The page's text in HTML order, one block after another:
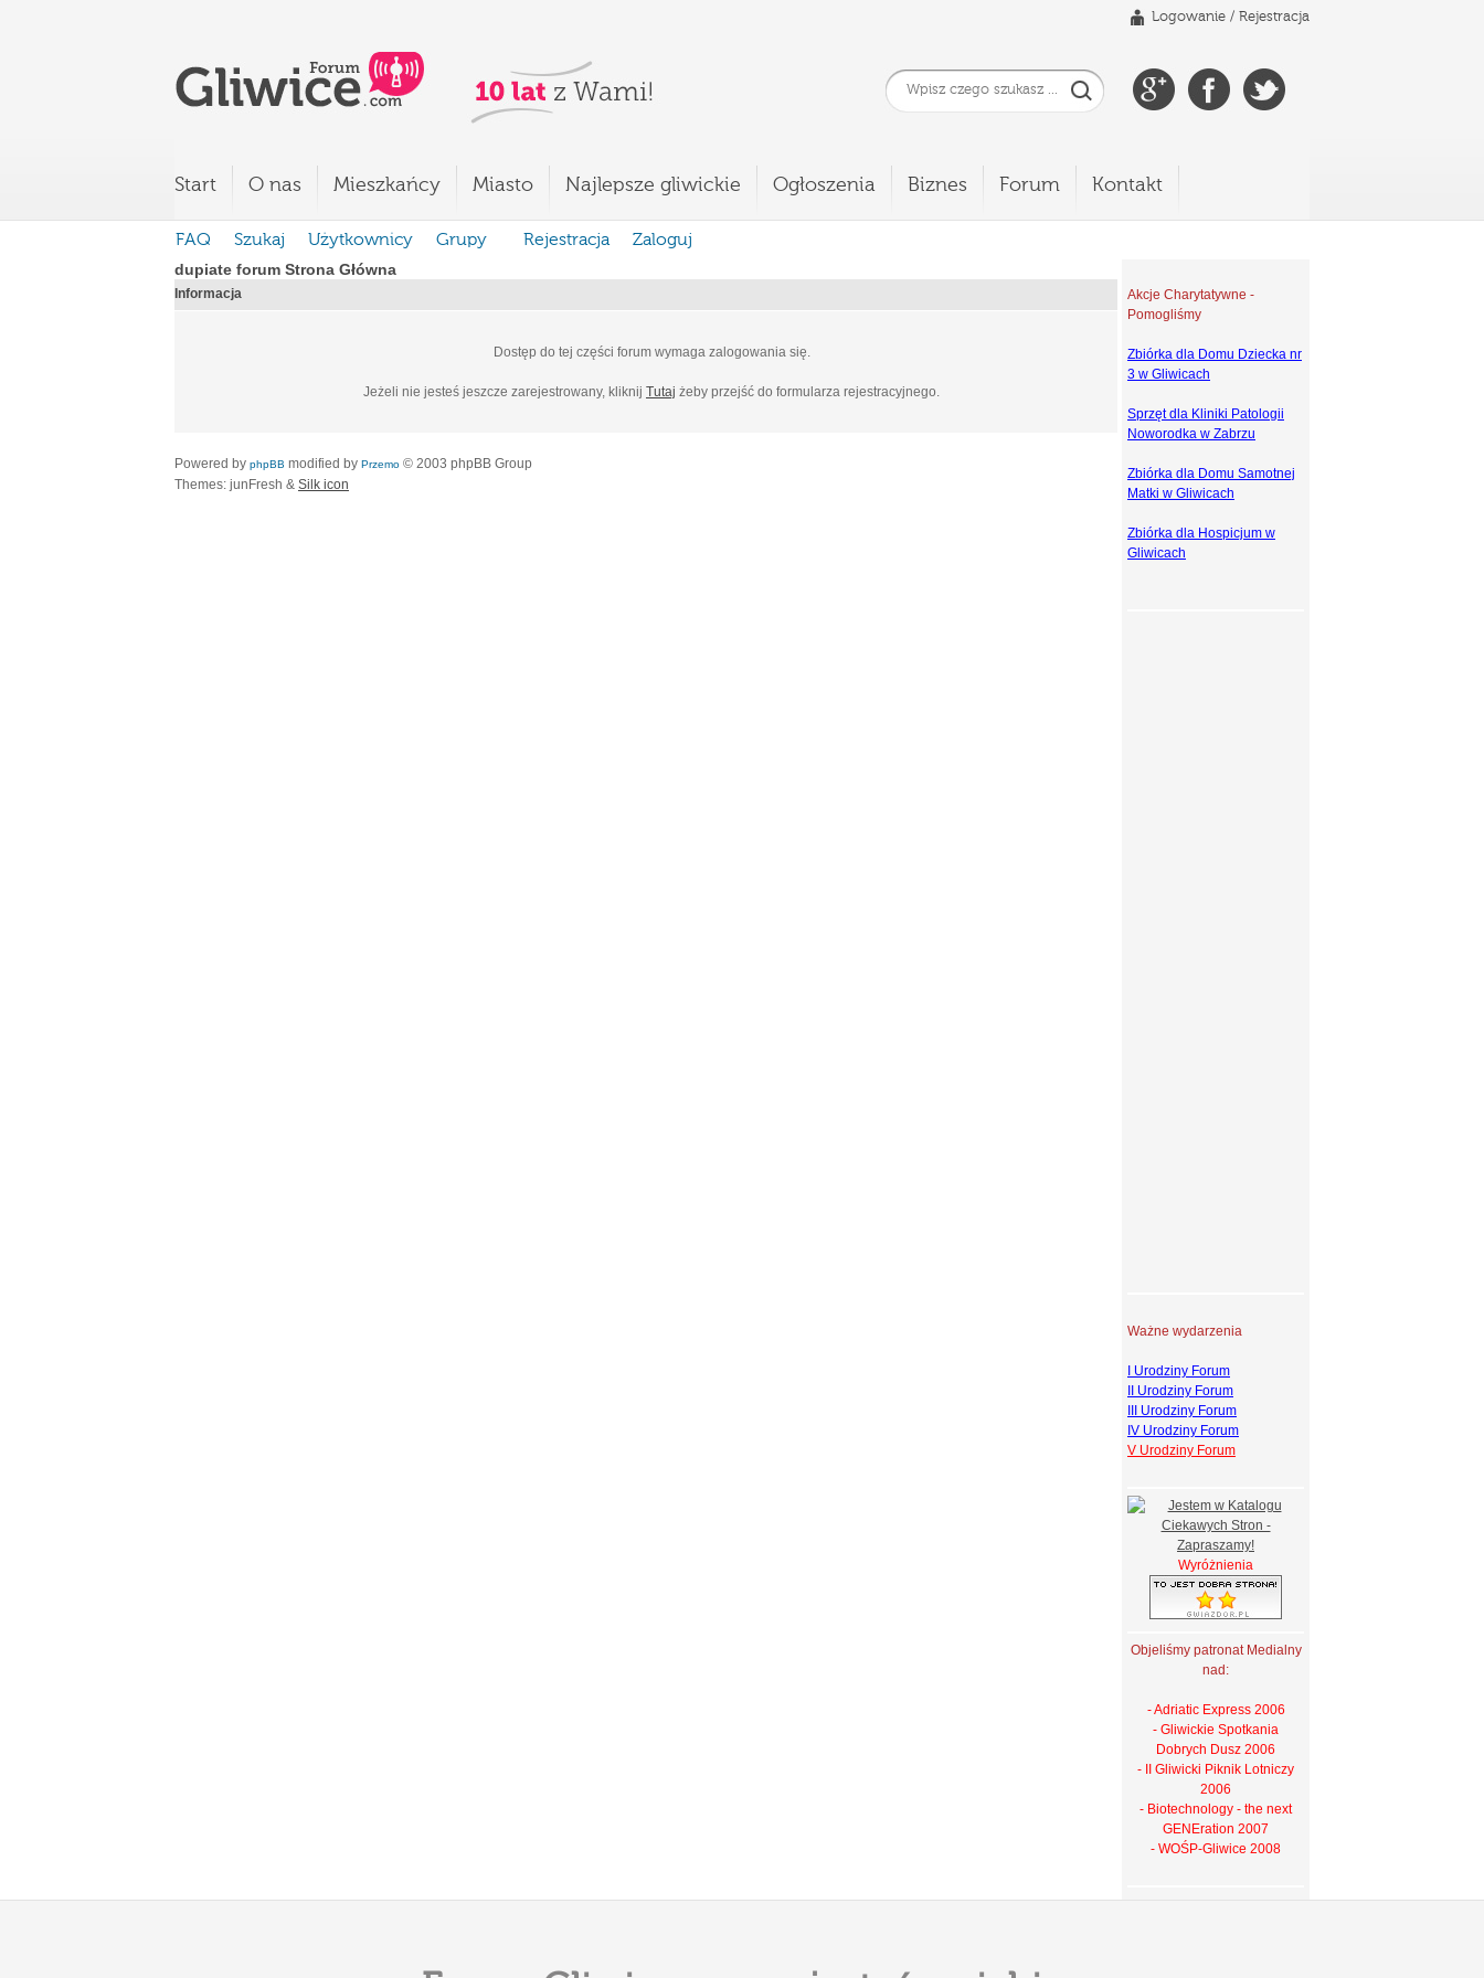
Logowanie / Rejestracja
Start O nas Mieszkańcy Miasto Najlepsze gliwickie Ogłoszenia Biznes Forum Kontakt
FAQ Szukaj Użytkownicy Grupy Rejestracja
Zaloguj
dupiate forum Strona Główna
Informacja
Dostęp do tej części forum wymaga zalogowania się.
Jeżeli nie jesteś jeszcze zarejestrowany, kliknij Tutaj żeby przejść do formularza rejestracyjnego.
Powered by phpBB modified by Przemo © 2003 phpBB Group
Themes: junFresh & Silk icon
Akcje Charytatywne -
Pomogliśmy
Zbiórka dla Domu Dziecka nr
3 w Gliwicach
Sprzęt dla Kliniki Patologii
Noworodka w Zabrzu
Zbiórka dla Domu Samotnej
Matki w Gliwicach
Zbiórka dla Hospicjum w
Gliwicach
Ważne wydarzenia
I Urodziny Forum
II Urodziny Forum
III Urodziny Forum
IV Urodziny Forum
V Urodziny Forum
Wyróżnienia
Objeliśmy patronat Medialny
nad:
- Adriatic Express 2006
- Gliwickie Spotkania
Dobrych Dusz 2006
- II Gliwicki Piknik Lotniczy
2006
- Biotechnology - the next
GENEration 2007
- WOŚP-Gliwice 2008